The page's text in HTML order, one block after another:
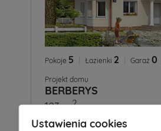
Pokoje 5 Łazienki 2 Garaż 0
Projekt domu
BERBERYS
123 m2
Ustawienia cookies